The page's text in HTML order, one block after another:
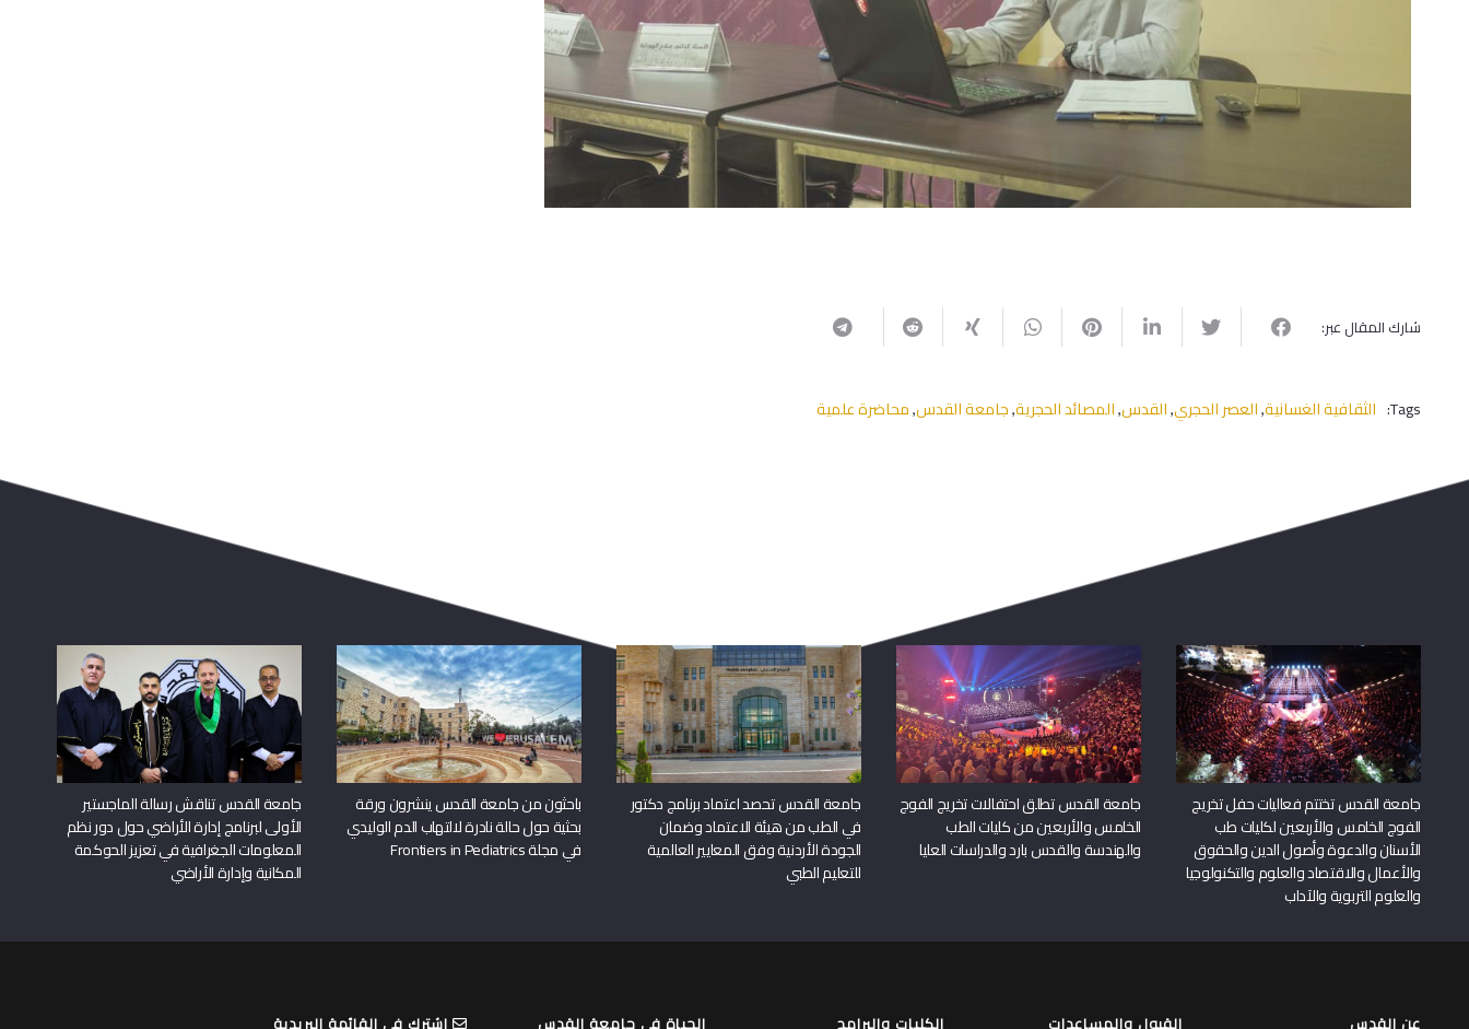
شارك المقال عبر:
Tags: الثقافية الغسانية العصر الحجري القدس المصائد الحجرية جامعة القدس محاضرة علمية
جامعة القدس تختتم فعاليات حفل تخريج
الفوج الخامس والأربعين لكليات طب
الأسنان والدعوة وأصول الدين والحقوق
والأعمال والاقتصاد والعلوم والتكنولوجيا
والعلوم التربوية والآداب
جامعة القدس تطلق احتفالات تخريج الفوج
الخامس والأربعين من كليات الطب
والهندسة والقدس بارد والدراسات العليا
جامعة القدس تحصد اعتماد برنامج دكتور
في الطب من هيئة الاعتماد وضمان
الجودة الأردنية وفق المعايير العالمية
للتعليم الطبي
باحثون من جامعة القدس ينشرون ورقة
بحثية حول حالة نادرة لالتهاب الدم الوليدي
في مجلة Frontiers in Pediatrics
جامعة القدس تناقش رسالة الماجستير
الأولى لبرنامج إدارة الأراضي حول دور نظم
المعلومات الجغرافية في تعزيز الحوكمة
المكانية وإدارة الأراضي
عن القدس القبول والمساعدات الكليات والبرامج الحياة في جامعة القدس اشترك في القائمة البريدية